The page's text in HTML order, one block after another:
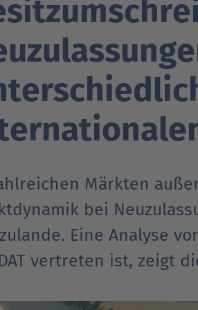
Verträgt mein Auto
Verträgt mein Auto B10-
Kraftstoff?
Märkten
bei
Eine Analyse
vertreten ist, zeigt